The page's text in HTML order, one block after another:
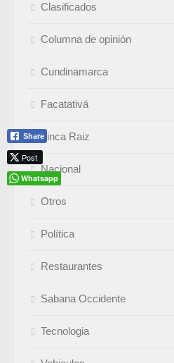
Clasificados
Columna de opinión
Cundinamarca
Facatativá
Finca Raiz
Nacional
Otros
Política
Restaurantes
Sabana Occidente
Tecnologia
Share
Post
Whatsapp